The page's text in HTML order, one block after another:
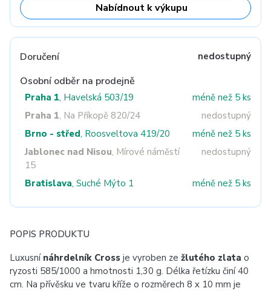
Nabídnout k výkupu
Doručení nedostupný
Osobní odběr na prodejně
Praha 1, Havelská 503/19
méně než 5 ks
Praha 1, Na Příkopě 820/24
nedostupný
Brno - střed, Roosveltova 419/20
méně než 5 ks
Jablonec nad Nisou, Mírové náměstí
15
nedostupný
Bratislava, Suché Mýto 1 méně než 5 ks
POPIS PRODUKTU
Luxusní náhrdelník Cross je vyroben ze žlutého zlata o
ryzosti 585/1000 a hmotnosti 1,30 g. Délka řetízku činí 40
cm. Na přívěsku ve tvaru kříže o rozměrech 8 x 10 mm je